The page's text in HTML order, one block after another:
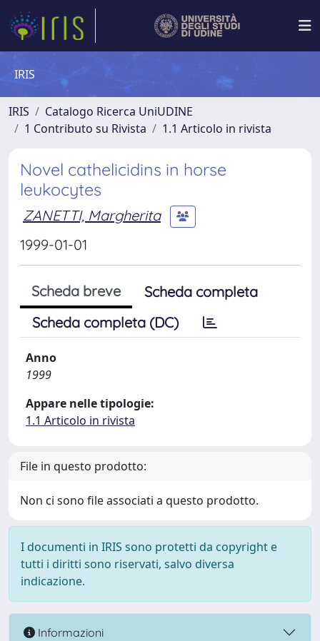
IRIS
IRIS
Catalogo Ricerca UniUDINE
1 Contributo su Rivista
1.1 Articolo in rivista
Novel cathelicidins in horse
leukocytes
ZANETTI, Margherita
1999-01-01
Scheda breve
Scheda completa
Scheda completa (DC)
Anno
1999
Appare nelle tipologie:
1.1 Articolo in rivista
File in questo prodotto:
Non ci sono file associati a questo prodotto.
I documenti in IRIS sono protetti da copyright e
tutti i diritti sono riservati, salvo diversa
indicazione.
Informazioni